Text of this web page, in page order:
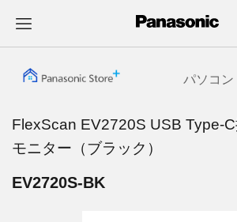
パソコン
FlexScan EV2720S USB Type-
モニター（ブラック）
EV2720S-BK